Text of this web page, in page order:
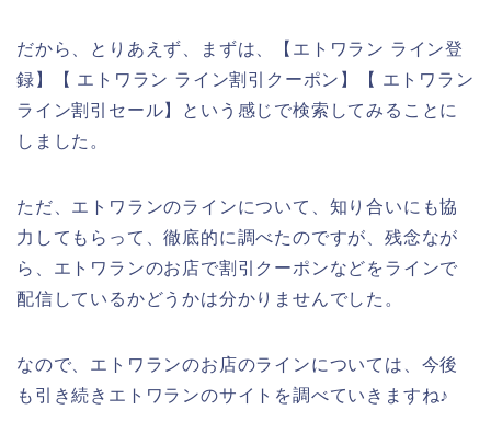
だから、とりあえず、まずは、【エトワラン ライン登
録】【 エトワラン ライン割引クーポン】【 エトワラン
ライン割引セール】という感じで検索してみることに
しました。
ただ、エトワランのラインについて、知り合いにも協
力してもらって、徹底的に調べたのですが、残念なが
ら、エトワランのお店で割引クーポンなどをラインで
配信しているかどうかは分かりませんでした。
なので、エトワランのお店のラインについては、今後
も引き続きエトワランのサイトを調べていきますね♪